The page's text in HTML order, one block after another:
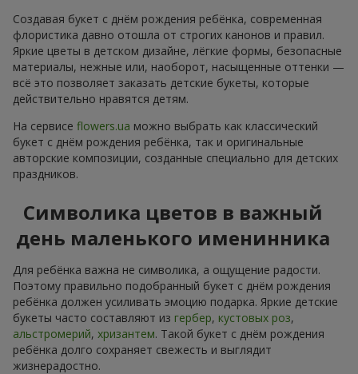
Создавая букет с днём рождения ребёнка, современная
флористика давно отошла от строгих канонов и правил.
Яркие цветы в детском дизайне, лёгкие формы, безопасные
материалы, нежные или, наоборот, насыщенные оттенки —
всё это позволяет заказать детские букеты, которые
действительно нравятся детям.
На сервисе flowers.ua можно выбрать как классический
букет с днём рождения ребёнка, так и оригинальные
авторские композиции, созданные специально для детских
праздников.
Символика цветов в важный
день маленького именинника
Для ребёнка важна не символика, а ощущение радости.
Поэтому правильно подобранный букет с днём рождения
ребёнка должен усиливать эмоцию подарка. Яркие детские
букеты часто составляют из гербер, кустовых роз,
альстромерий, хризантем. Такой букет с днём рождения
ребёнка долго сохраняет свежесть и выглядит
жизнерадостно.